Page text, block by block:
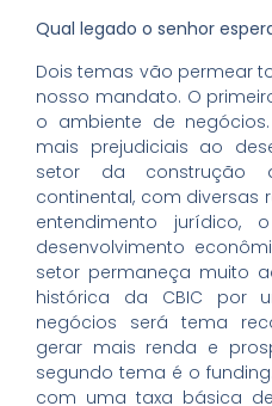
Qual legado o senhor
Dois temas vão permear
nosso mandato. O
o ambiente de
mais prejudiciais ao
setor da construção
continental, com diversas
entendimento
desenvolvimento
setor permaneça muito
histórica da CBIC por
negócios será tema
gerar mais renda e
segundo tema é o
com uma taxa básica